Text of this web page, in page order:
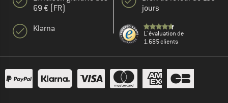
69 € (FR)
Klarna
jours
L' évaluation de
1.685 clients